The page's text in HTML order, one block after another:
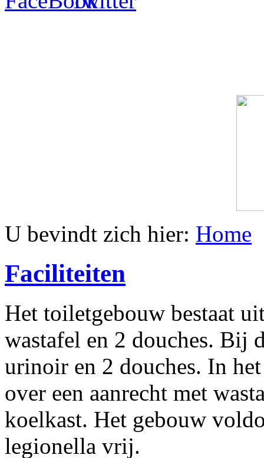
U bevindt zich hier: Home
Faciliteiten
Het toiletgebouw bestaat
wastafel en 2 douches. Bij
urinoir en 2 douches. In
over een aanrecht met
koelkast. Het gebouw
legionella vrij.